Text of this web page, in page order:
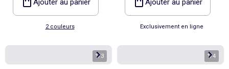
2 couleurs Exclusivement en ligne
1/3 1/4